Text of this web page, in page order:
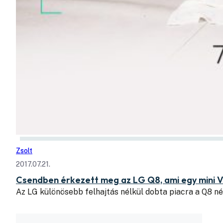
Zsolt
2017.07.21.
Csendben érkezett meg az LG Q8, ami egy mini
Az LG különösebb felhajtás nélkül dobta piacra a Q8